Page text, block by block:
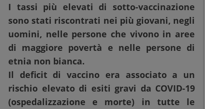
I tassi più elevati di sotto-vaccinazione
sono stati riscontrati nei più giovani, negli
uomini, nelle persone che vivono in aree
di maggiore povertà e nelle persone di
etnia non bianca.
Il deficit di vaccino era associato a un
rischio elevato di esiti gravi da COVID-19
(ospedalizzazione e morte) in tutte le